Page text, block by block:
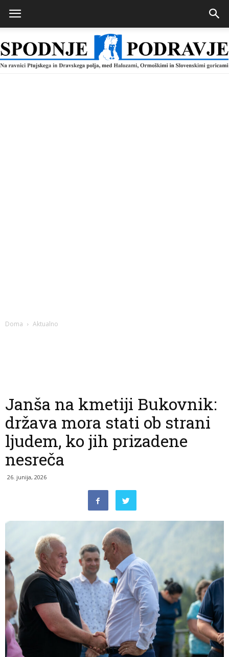
Doma Aktualno
Janša na kmetiji Bukovnik:
država mora stati ob strani
ljudem, ko jih prizadene
nesreča
26. junija, 2026